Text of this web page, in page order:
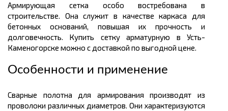
Армирующая сетка особо востребована в
строительстве. Она служит в качестве каркаса для
бетонных оснований, повышая их прочность и
долговечность. Купить сетку арматурную в Усть-
Каменогорске можно с доставкой по выгодной цене.
Особенности и применение
Сварные полотна для армирования производят из
проволоки различных диаметров. Они характеризуются